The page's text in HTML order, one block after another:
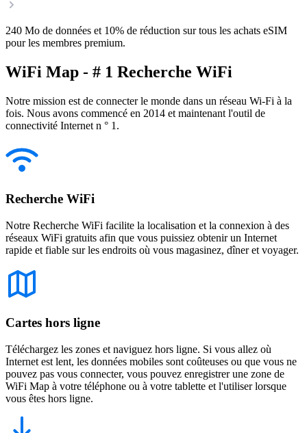
240 Mo de données et 10% de réduction sur tous les achats eSIM
pour les membres premium.
WiFi Map - # 1 Recherche WiFi
Notre mission est de connecter le monde dans un réseau Wi-Fi à la
fois. Nous avons commencé en 2014 et maintenant l'outil de
connectivité Internet n ° 1.
Recherche WiFi
Notre Recherche WiFi facilite la localisation et la connexion à des
réseaux WiFi gratuits afin que vous puissiez obtenir un Internet
rapide et fiable sur les endroits où vous magasinez, dîner et voyager.
Cartes hors ligne
Téléchargez les zones et naviguez hors ligne. Si vous allez où
Internet est lent, les données mobiles sont coûteuses ou que vous ne
pouvez pas vous connecter, vous pouvez enregistrer une zone de
WiFi Map à votre téléphone ou à votre tablette et l'utiliser lorsque
vous êtes hors ligne.